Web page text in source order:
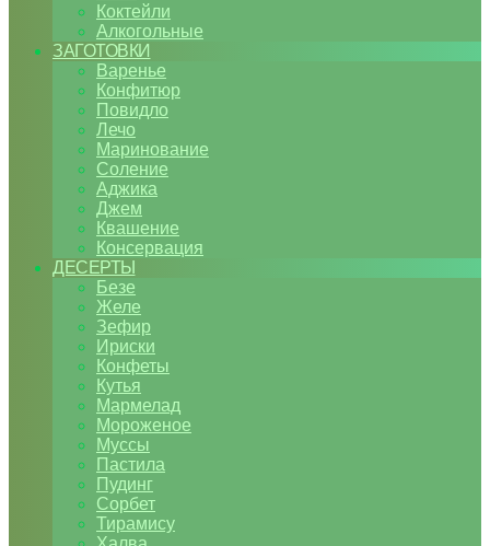
Коктейли
Алкогольные
ЗАГОТОВКИ
Варенье
Конфитюр
Повидло
Лечо
Маринование
Соление
Аджика
Джем
Квашение
Консервация
ДЕСЕРТЫ
Безе
Желе
Зефир
Ириски
Конфеты
Кутья
Мармелад
Мороженое
Муссы
Пастила
Пудинг
Сорбет
Тирамису